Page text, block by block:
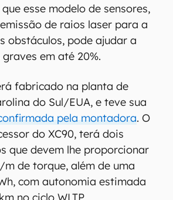
esse modelo de sensores,
de raios laser para a
obstáculos, pode ajudar a
em até 20%.
fabricado na planta de
do Sul/EUA, e teve sua
pela montadora. O
do XC90, terá dois
que devem lhe proporcionar
m de torque, além de uma
com autonomia estimada